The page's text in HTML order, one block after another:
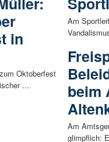
in
Oktoberfest
...
Am
beim
Am
glimpflich: